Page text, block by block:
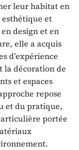
leur habitat en
et
design et en
elle a acquis
d’expérience
la décoration de
et espaces
repose
et du pratique,
portée